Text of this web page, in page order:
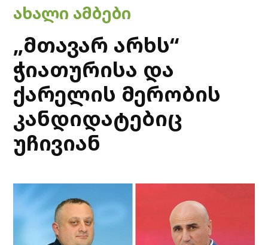
POSTED
IN
ᲐᲮᲐᲚᲘ ᲐᲛᲑᲔᲑᲘ
„მთავარ არხს“
ჭიათურისა და
ქარელის მერობის
კანდიდატებიც
უჩივიან